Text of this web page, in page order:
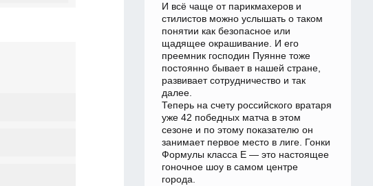
И всё чаще от парикмахеров и
стилистов можно услышать о таком
понятии как безопасное или
щадящее окрашивание. И его
преемник господин Пуянне тоже
постоянно бывает в нашей стране,
развивает сотрудничество и так
далее.
Теперь на счету российского вратаря
уже 42 победных матча в этом
сезоне и по этому показателю он
занимает первое место в лиге. Гонки
Формулы класса Е — это настоящее
гоночное шоу в самом центре
города.